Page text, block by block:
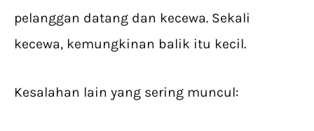
pelanggan datang dan kecewa. Sekali
kecewa, kemungkinan balik itu kecil.
Kesalahan lain yang sering muncul: